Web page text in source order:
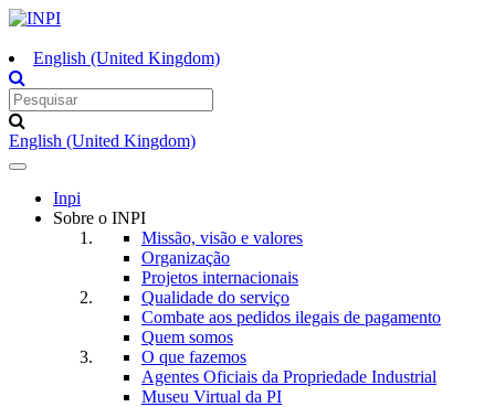
English (United Kingdom)
English (United Kingdom)
Toggle
navigation
Inpi
Sobre o INPI
Missão, visão e valores
Organização
Projetos internacionais
Qualidade do serviço
Combate aos pedidos ilegais de pagamento
Quem somos
O que fazemos
Agentes Oficiais da Propriedade Industrial
Museu Virtual da PI